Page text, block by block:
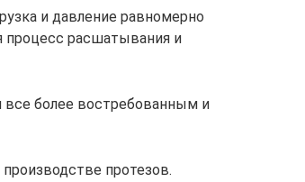
и давление равномерно
процесс расшатывания и
все более востребованным и
протезов.